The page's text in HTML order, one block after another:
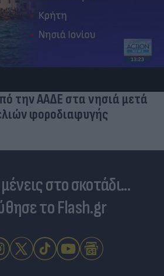
την ΑΑΔΕ στα νησιά μετά
φοροδιαφυγής
στο σκοτάδι...
το Flash.gr